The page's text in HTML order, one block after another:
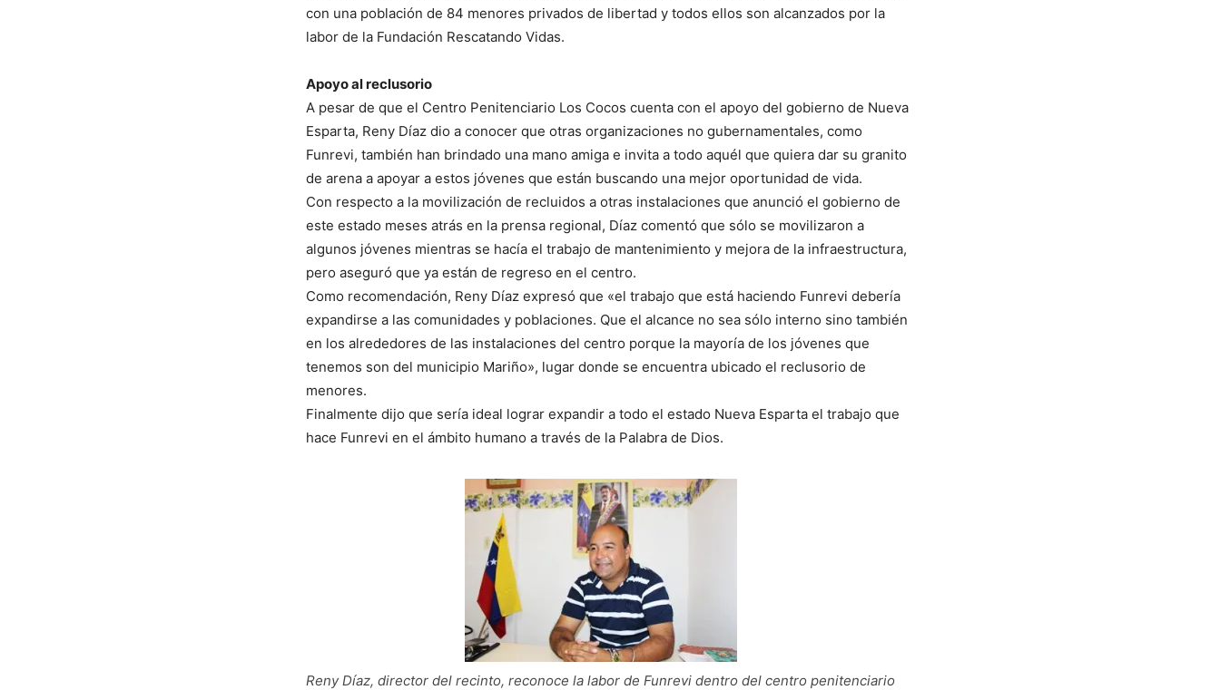
con una población de 84 menores privados de libertad y todos ellos son alcanzados por la
labor de la Fundación Rescatando Vidas.
Apoyo al reclusorio
A pesar de que el Centro Penitenciario Los Cocos cuenta con el apoyo del gobierno de Nueva
Esparta, Reny Díaz dio a conocer que otras organizaciones no gubernamentales, como
Funrevi, también han brindado una mano amiga e invita a todo aquél que quiera dar su granito
de arena a apoyar a estos jóvenes que están buscando una mejor oportunidad de vida.
Con respecto a la movilización de recluidos a otras instalaciones que anunció el gobierno de
este estado meses atrás en la prensa regional, Díaz comentó que sólo se movilizaron a
algunos jóvenes mientras se hacía el trabajo de mantenimiento y mejora de la infraestructura,
pero aseguró que ya están de regreso en el centro.
Como recomendación, Reny Díaz expresó que «el trabajo que está haciendo Funrevi debería
expandirse a las comunidades y poblaciones. Que el alcance no sea sólo interno sino también
en los alrededores de las instalaciones del centro porque la mayoría de los jóvenes que
tenemos son del municipio Mariño», lugar donde se encuentra ubicado el reclusorio de
menores.
Finalmente dijo que sería ideal lograr expandir a todo el estado Nueva Esparta el trabajo que
hace Funrevi en el ámbito humano a través de la Palabra de Dios.
Reny Díaz, director del recinto, reconoce la labor de Funrevi dentro del centro penitenciario